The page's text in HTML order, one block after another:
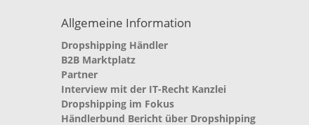
Allgemeine Information
Dropshipping Händler
B2B Marktplatz
Partner
Interview mit der IT-Recht Kanzlei
Dropshipping im Fokus
Händlerbund Bericht über Dropshipping